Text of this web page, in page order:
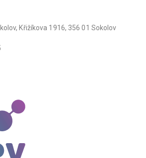
Křižíkova 1916, 356 01 Sokolov